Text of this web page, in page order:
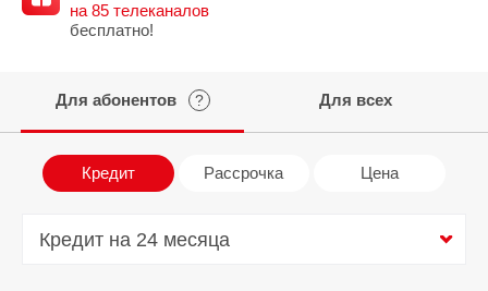
на 85 телеканалов
бесплатно!
Для абонентов ? Для всех
Кредит Рассрочка Цена
Кредит на 24 месяца
Кредит на 24 месяца